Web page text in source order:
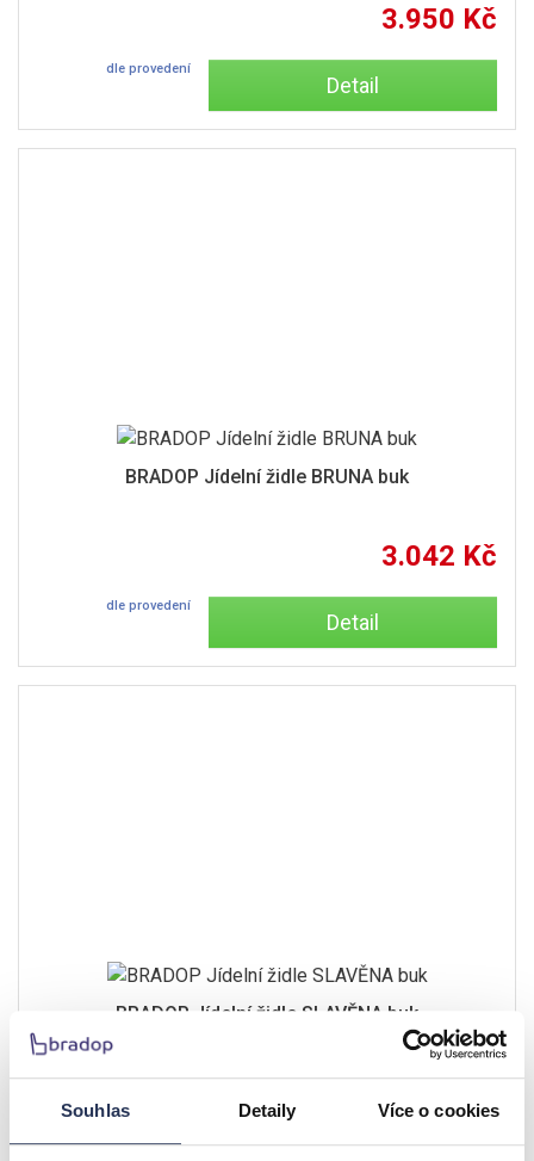
Souhlas Detaily Více o cookies
3.950 Kč
dle provedení
Detail
BRADOP Jídelní židle BRUNA buk
3.042 Kč
dle provedení
Detail
BRADOP Jídelní židle SLAVĚNA buk
dle provedení